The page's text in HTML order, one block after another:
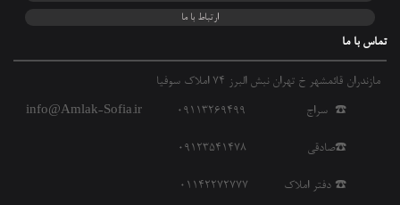
ارتباط با ما
تماس با ما
مازندران قائمشهر خ تهران نبش البرز 74 املاک سوفیا
☎️ سراج 09113269499
☎️صادقی 09123541478
☎️ دفتر املاک 01142272777
info@Amlak-Sofia.ir